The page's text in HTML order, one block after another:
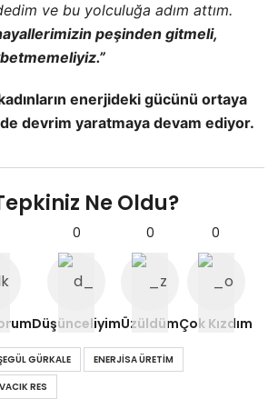
ve bu yolculuğa adım attım.
peşinden gitmeli,
enerjideki gücünü ortaya
devrim yaratmaya devam ediyor.
Ne Oldu?
0
Düşünceliyim
0
Üzüldüm
0
Çok Kızdım
GÜRKALE
ENERJISA ÜRETIM
RES